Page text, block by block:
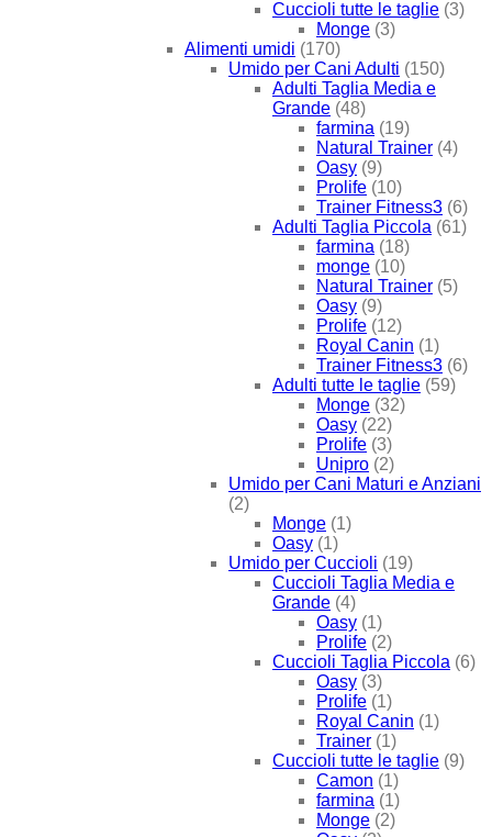
Cuccioli tutte le taglie (3)
Monge (3)
Alimenti umidi (170)
Umido per Cani Adulti (150)
Adulti Taglia Media e
Grande (48)
farmina (19)
Natural Trainer (4)
Oasy (9)
Prolife (10)
Trainer Fitness3 (6)
Adulti Taglia Piccola (61)
farmina (18)
monge (10)
Natural Trainer (5)
Oasy (9)
Prolife (12)
Royal Canin (1)
Trainer Fitness3 (6)
Adulti tutte le taglie (59)
Monge (32)
Oasy (22)
Prolife (3)
Unipro (2)
Umido per Cani Maturi e Anziani
(2)
Monge (1)
Oasy (1)
Umido per Cuccioli (19)
Cuccioli Taglia Media e
Grande (4)
Oasy (1)
Prolife (2)
Cuccioli Taglia Piccola (6)
Oasy (3)
Prolife (1)
Royal Canin (1)
Trainer (1)
Cuccioli tutte le taglie (9)
Camon (1)
farmina (1)
Monge (2)